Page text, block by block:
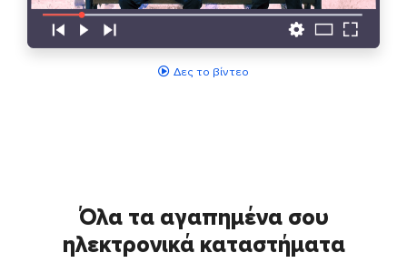
Δες το βίντεο
Όλα τα αγαπημένα σου
ηλεκτρονικά καταστήματα